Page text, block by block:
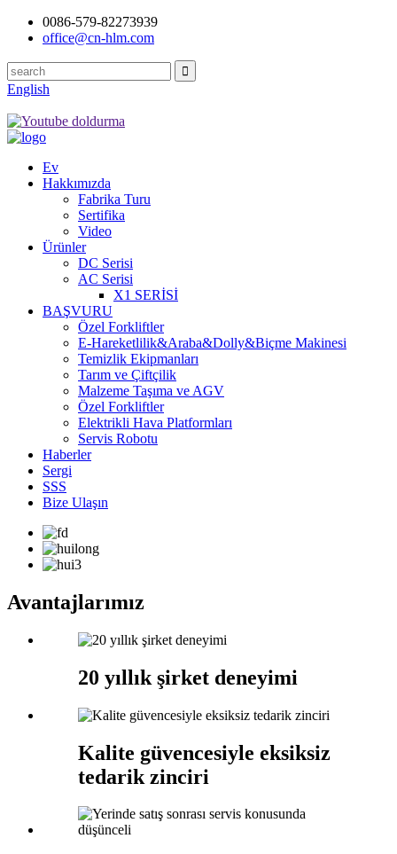
0086-579-82273939
office@cn-hlm.com
English
Ev
Hakkımızda
Fabrika Turu
Sertifika
Video
Ürünler
DC Serisi
AC Serisi
X1 SERİSİ
BAŞVURU
Özel Forkliftler
E-Hareketlilik&Araba&Dolly&Biçme Makinesi
Temizlik Ekipmanları
Tarım ve Çiftçilik
Malzeme Taşıma ve AGV
Özel Forkliftler
Elektrikli Hava Platformları
Servis Robotu
Haberler
Sergi
SSS
Bize Ulaşın
Avantajlarımız
20 yıllık şirket deneyimi
Kalite güvencesiyle eksiksiz
tedarik zinciri